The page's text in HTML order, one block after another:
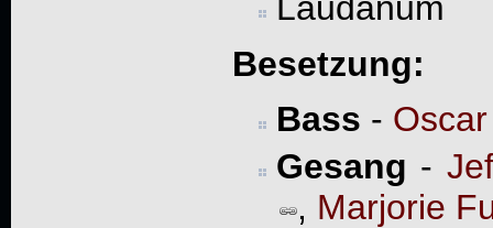
Laudanum
Besetzung:
Bass -
Gesang -
, Marjorie